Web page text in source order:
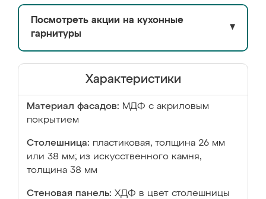
Посмотреть акции на кухонные
гарнитуры
▼
Характеристики
Материал фасадов: МДФ с акриловым
покрытием
Столешница: пластиковая, толщина 26 мм
или 38 мм; из искусственного камня,
толщина 38 мм
Стеновая панель: ХДФ в цвет столешницы